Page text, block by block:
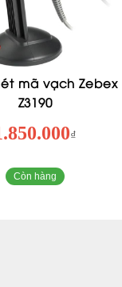
mã vạch Zebex
Z3190
₫
Còn hàng